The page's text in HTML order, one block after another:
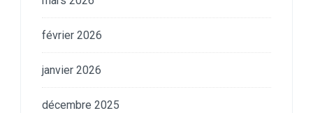
février 2026
janvier 2026
décembre 2025